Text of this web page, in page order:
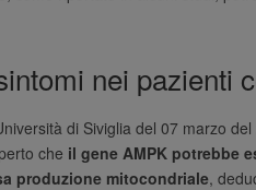
nei pazienti
di Siviglia del 07 marzo
che il gene AMPK potrebbe
produzione mitocondriale,